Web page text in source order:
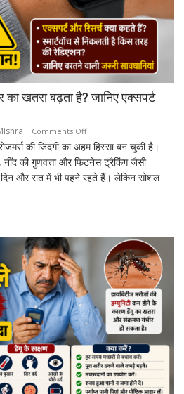
का खतरा बढ़ता है? जानिए एक्सपर्ट
Comments Offon
क्या
स्मार्टवॉच
पहनने
खतरा
एक्सपर्ट
और
रिसर्च
की
पूरी
सच्चाई
की जिंदगी का अहम हिस्सा बन चुकी है।
नींद की गुणवत्ता और फिटनेस ट्रैकिंग जैसी
और रात में भी पहने रहते हैं। लेकिन सोशल